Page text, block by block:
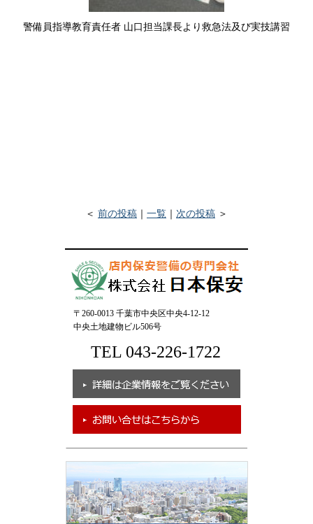
警備員指導教育責任者 山口担当課長より救急法及び実技講習
＜ 前の投稿 一覧 次の投稿 ＞
〒260-0013 千葉市中央区中央4-12-12
中央土地建物ビル506号
TEL 043-226-1722